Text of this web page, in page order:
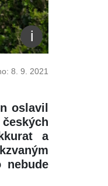
8. 9. 2021
oslavil
a
nebude